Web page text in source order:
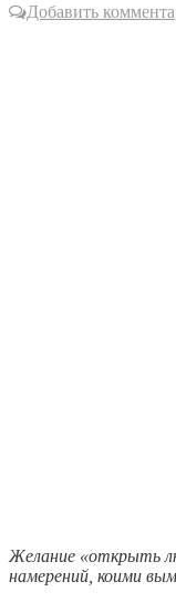
Добавить
Желание «открыть
намерений, коими